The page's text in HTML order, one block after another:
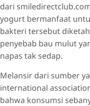
dari
yogurt bermanfaat
bakteri tersebut
penyebab bau mulut
napas tak sedap.
Melansir dari sumber
international
bahwa konsumsi